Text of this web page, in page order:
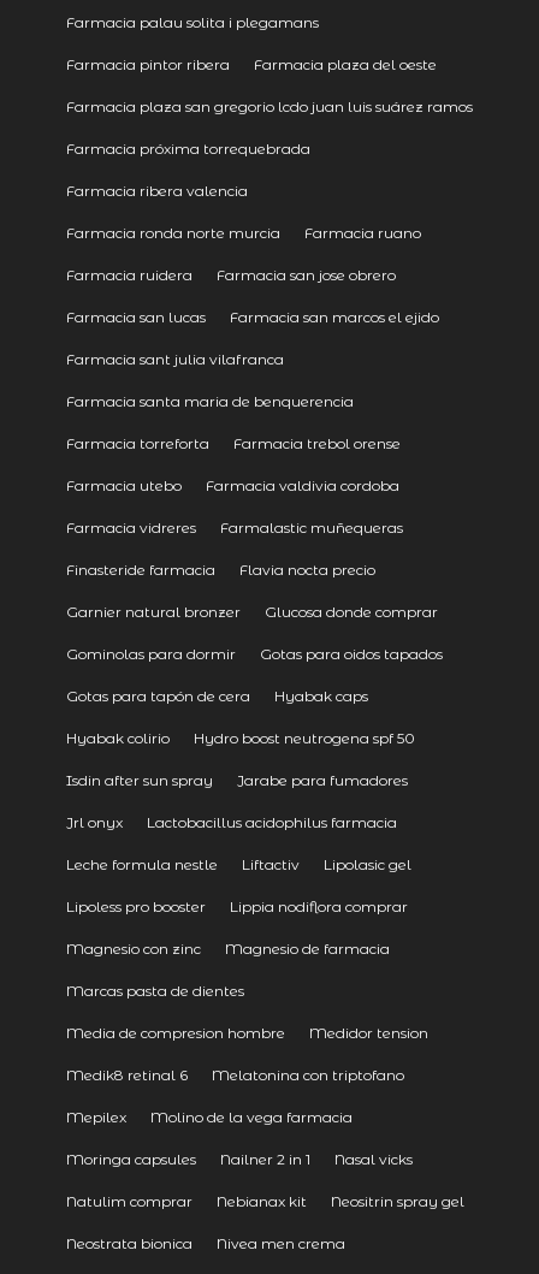
Farmacia palau solita i plegamans
Farmacia pintor ribera Farmacia plaza del oeste
Farmacia plaza san gregorio lcdo juan luis suárez ramos
Farmacia próxima torrequebrada
Farmacia ribera valencia
Farmacia ronda norte murcia Farmacia ruano
Farmacia ruidera Farmacia san jose obrero
Farmacia san lucas Farmacia san marcos el ejido
Farmacia sant julia vilafranca
Farmacia santa maria de benquerencia
Farmacia torreforta Farmacia trebol orense
Farmacia utebo Farmacia valdivia cordoba
Farmacia vidreres Farmalastic muñequeras
Finasteride farmacia Flavia nocta precio
Garnier natural bronzer Glucosa donde comprar
Gominolas para dormir Gotas para oidos tapados
Gotas para tapón de cera Hyabak caps
Hyabak colirio Hydro boost neutrogena spf 50
Isdin after sun spray Jarabe para fumadores
Jrl onyx Lactobacillus acidophilus farmacia
Leche formula nestle Liftactiv Lipolasic gel
Lipoless pro booster Lippia nodiflora comprar
Magnesio con zinc Magnesio de farmacia
Marcas pasta de dientes
Media de compresion hombre Medidor tension
Medik8 retinal 6 Melatonina con triptofano
Mepilex Molino de la vega farmacia
Moringa capsules Nailner 2 in 1 Nasal vicks
Natulim comprar Nebianax kit Neositrin spray gel
Neostrata bionica Nivea men crema